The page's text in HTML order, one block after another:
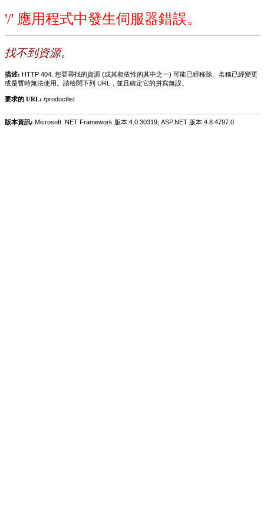
'/' 應用程式中發生伺服器錯誤。
找不到資源。
描述: HTTP 404. 您要尋找的資源 (或其相依性的其中之一) 可能已經移除、名稱已經變更
或是暫時無法使用。請檢閱下列 URL，並且確定它的拼寫無誤。
要求的 URL: /productlist
版本資訊: Microsoft .NET Framework 版本:4.0.30319; ASP.NET 版本:4.8.4797.0